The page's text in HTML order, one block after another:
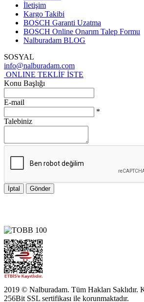
İletişim
Kargo Takibi
BOSCH Garanti Uzatma
BOSCH Online Onarım Talep Formu
Nalburadam BLOG
SOSYAL
info@nalburadam.com
ONLINE TEKLİF İSTE
Konu Başlığı
E-mail
*
Talebiniz
İptal Gönder
2019 © Nalburadam. Tüm Hakları Saklıdır.
256Bit SSL sertifikası ile korunmaktadır.